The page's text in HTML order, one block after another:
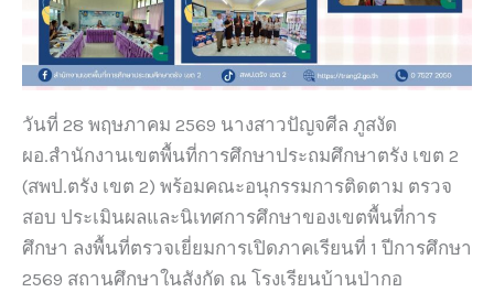
วันที่ 28 พฤษภาคม 2569 นางสาวปัญจศีล ภูสงัด
ผอ.สำนักงานเขตพื้นที่การศึกษาประถมศึกษาตรัง เขต 2
(สพป.ตรัง เขต 2) พร้อมคณะอนุกรรมการติดตาม ตรวจ
สอบ ประเมินผลและนิเทศการศึกษาของเขตพื้นที่การ
ศึกษา ลงพื้นที่ตรวจเยี่ยมการเปิดภาคเรียนที่ 1 ปีการศึกษา
2569 สถานศึกษาในสังกัด ณ โรงเรียนบ้านป่ากอ